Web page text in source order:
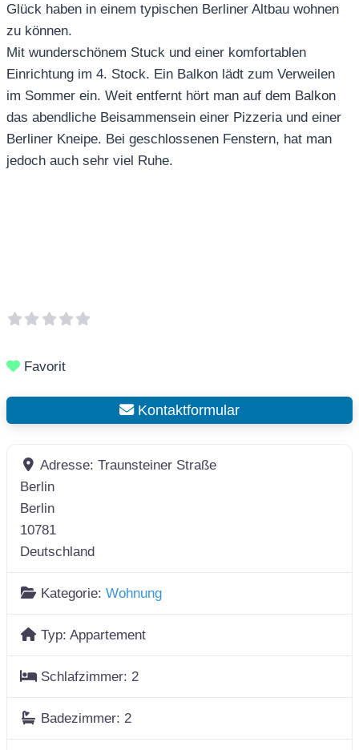
Glück haben in einem typischen Berliner Altbau wohnen
zu können.
Mit wunderschönem Stuck und einer komfortablen
Einrichtung im 4. Stock. Ein Balkon lädt zum Verweilen
im Sommer ein. Weit entfernt hört man auf dem Balkon
das abendliche Beisammensein einer Pizzeria und einer
Berliner Kneipe. Bei geschlossenen Fenstern, hat man
jedoch auch sehr viel Ruhe.
Favorit
Kontaktformular
Adresse:Traunsteiner Straße
Berlin
Berlin
10781
Deutschland
Kategorie:Wohnung
Typ:Appartement
Schlafzimmer: 2
Badezimmer: 2